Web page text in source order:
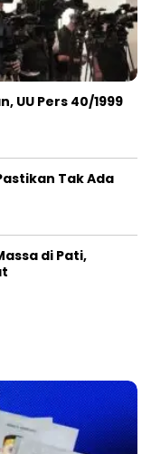
UU Pers 40/1999
Tak Ada
di Pati,